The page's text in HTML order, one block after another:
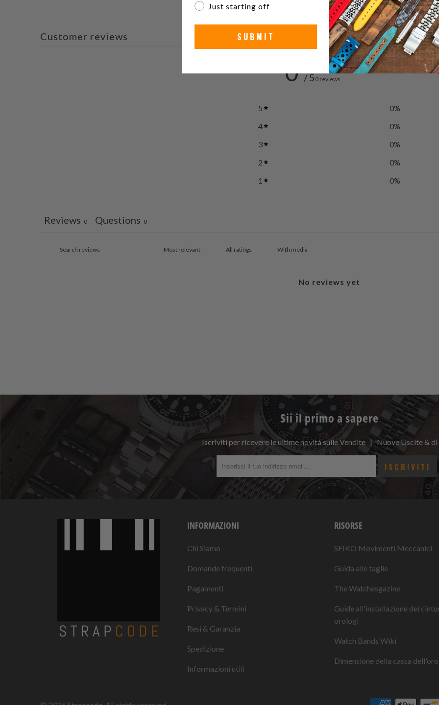
Customer reviews
0 / 50 reviews
5 0%
4
0%
3
0%
2
0%
1
0%
Reviews 0 Questions 0
With media
No reviews yet
Sii il primo a sapere
Iscriviti per ricevere le ultime novità sulle Vendite | Nuove Uscite & di
INFORMAZIONI
Chi Siamo
Domande frequenti
Pagamenti
Privacy & Termini
Resi & Garanzia
Spedizione
Informazioni utili
RISORSE
SEIKO Movimenti Meccanici
Guida alle taglie
The Watchesgazine
Guide all'installazione dei
orologi
Watch Bands Wiki
Dimensione della cassa
Just starting off
SUBMIT